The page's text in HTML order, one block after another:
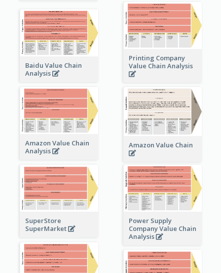
Printing Company
Value Chain Analysis
Baidu Value Chain
Analysis
Amazon Value Chain
Analysis
Amazon Value Chain
SuperStore
SuperMarket
Power Supply
Company Value Chain
Analysis